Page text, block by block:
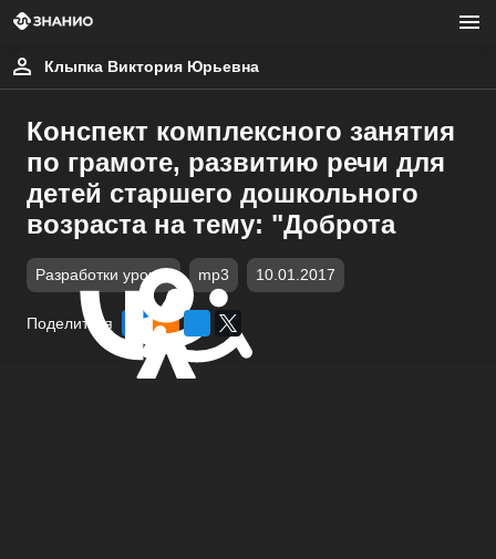
Клыпка Виктория Юрьевна
Конспект комплексного занятия
по грамоте, развитию речи для
детей старшего дошкольного
возраста на тему: "Доброта
Разработки уроков mp3 10.01.2017
Поделиться